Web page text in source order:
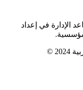
الإدارة في إعداد
©